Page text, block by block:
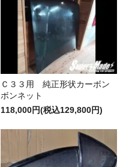
Ｃ３３用 純正形状カーボン
ボンネット
118,000円(税込129,800円)